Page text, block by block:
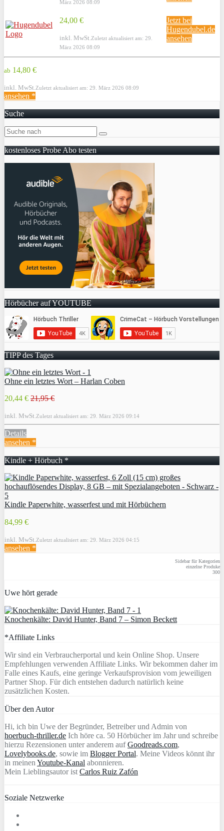
März 2026 08:09
24,00 €
inkl. MwSt. Zuletzt aktualisiert am: 29.
März 2026 08:09
Jetzt bei
Hugendubel.de
ansehen
ab 14,80 €
inkl. MwSt. Zuletzt aktualisiert am: 29. März 2026 08:09
ansehen *
Suche
kostenloses Probe Abo testen
Hörbücher auf YOUTUBE
TIPP des Tages
Ohne ein letztes Wort – Harlan Coben
20,44 € 21,95 €
inkl. MwSt. Zuletzt aktualisiert am: 29. März 2026 09:14
Details
ansehen *
Kindle + Hörbuch *
Kindle Paperwhite, wasserfest und mit Hörbüchern
84,99 €
inkl. MwSt. Zuletzt aktualisiert am: 29. März 2026 04:15
ansehen *
Sidebar für Kategorien
einzelne Produke
300
Uwe hört gerade
Knochenkälte: David Hunter, Band 7 – Simon Beckett
*Affiliate Links
Wir sind ein Verbraucherportal und kein Online Shop. Unsere
Empfehlungen verwenden Affiliate Links. Wir bekommen daher im
Falle eines Kaufs, eine geringe Verkaufsprovision vom jeweiligen
Partner Shop. Für dich entstehen dadurch natürlich keine
zusätzlichen Kosten.
Über den Autor
Hi, ich bin Uwe der Begründer, Betreiber und Admin von
hoerbuch-thriller.de Ich höre ca. 50 Hörbücher im Jahr und schreibe
hierzu Rezensionen unter anderem aufGoodreads.com,
Lovelybooks.de, sowie im Blogger Portal. Meine Videos könnt ihr
in meinen Youtube-Kanal abonnieren.
Mein Lieblingsautor ist Carlos Ruiz Zafón
Soziale Netzwerke